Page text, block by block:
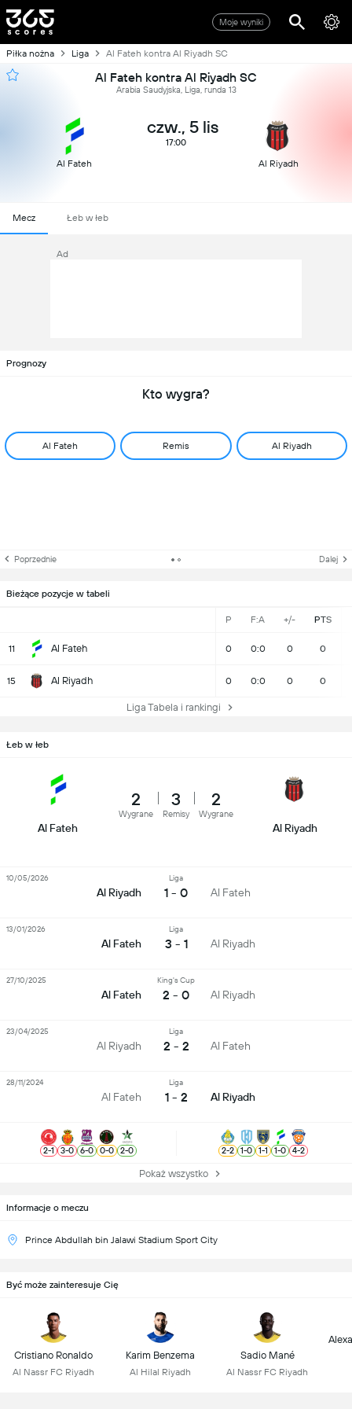
Moje wyniki
Piłka nożna Liga Al Fateh kontra Al Riyadh SC
Al Fateh kontra Al Riyadh SC
Arabia Saudyjska, Liga, runda 13
Al Fateh
czw., 5 lis
17:00
Al Riyadh
Mecz Łeb w łeb
Ad
Prognozy
Kto wygra?
Al Fateh Remis Al Riyadh
Poprzednie Dalej
Bieżące pozycje w tabeli
P F:A +/- PTS
11 Al Fateh 0 0:0 0 0
15 Al Riyadh 0 0:0 0 0
Liga Tabela i rankingi
Informacje o meczu
Prince Abdullah bin Jalawi Stadium Sport City
Łeb w łeb
Al Fateh
2
Wygrane
3
Remisy
2
Wygrane
Al Riyadh
Al Riyadh
Liga
1 - 0 Al Fateh
10/05/2026
Al Fateh
Liga
3 - 1 Al Riyadh
13/01/2026
Al Fateh
King's Cup
2 - 0 Al Riyadh
27/10/2025
Al Riyadh
Liga
2 - 2 Al Fateh
23/04/2025
Al Fateh
Liga
1 - 2 Al Riyadh
28/11/2024
2-1 3-0 6-0 0-0 2-0 2-2 1-0 1-1 1-0 4-2
Pokaż wszystko
Być może zainteresuje Cię
Cristiano Ronaldo
Al Nassr FC Riyadh
Karim Benzema
Al Hilal Riyadh
Sadio Mané
Al Nassr FC Riyadh